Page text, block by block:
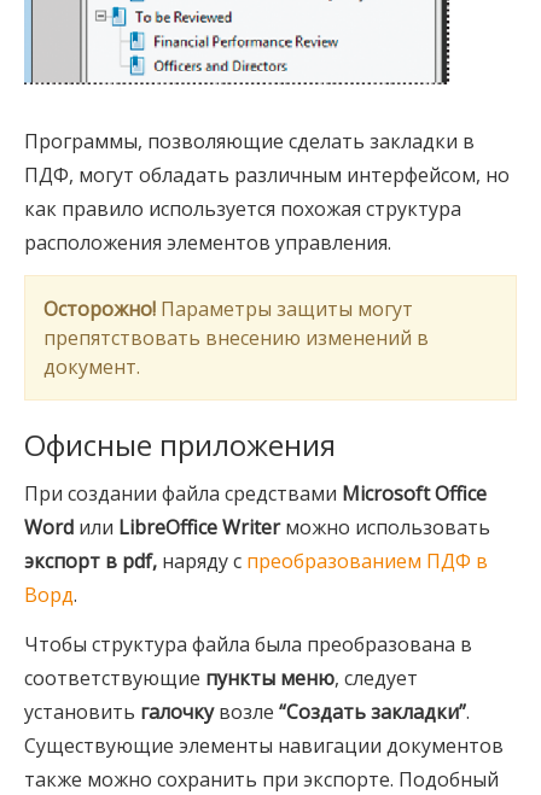
Программы, позволяющие сделать закладки в
ПДФ, могут обладать различным интерфейсом, но
как правило используется похожая структура
расположения элементов управления.
Осторожно! Параметры защиты могут
препятствовать внесению изменений в
документ.
Офисные приложения
При создании файла средствами Microsoft Office
Word или LibreOffice Writerможно использовать
экспорт в pdf, наряду с преобразованием ПДФ в
Ворд.
Чтобы структура файла была преобразована в
соответствующие пункты меню, следует
установить галочкувозле “Создать закладки”.
Существующие элементы навигации документов
также можно сохранить при экспорте. Подобный